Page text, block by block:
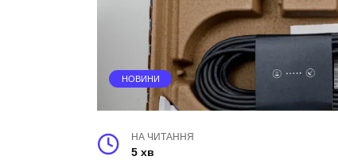
НОВИНИ
НА ЧИТАННЯ
5 хв